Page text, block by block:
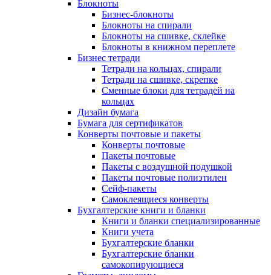
Блокноты
Бизнес-блокноты
Блокноты на спирали
Блокноты на сшивке, склейке
Блокноты в книжном переплете
Бизнес тетради
Тетради на кольцах, спирали
Тетради на сшивке, скрепке
Сменные блоки для тетрадей на
кольцах
Дизайн бумага
Бумага для сертификатов
Конверты почтовые и пакеты
Конверты почтовые
Пакеты почтовые
Пакеты с воздушной подушкой
Пакеты почтовые полиэтилен
Сейф-пакеты
Самоклеящиеся конверты
Бухгалтерские книги и бланки
Книги и бланки специализированные
Книги учета
Бухгалтерские бланки
Бухгалтерские бланки
самокопирующиеся